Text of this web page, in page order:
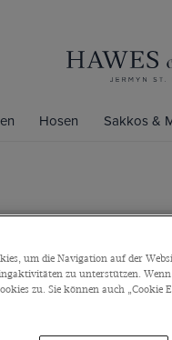
Hosen Sakkos &
um die Navigation auf der
zu unterstützen. Wenn
zu. Sie können auch